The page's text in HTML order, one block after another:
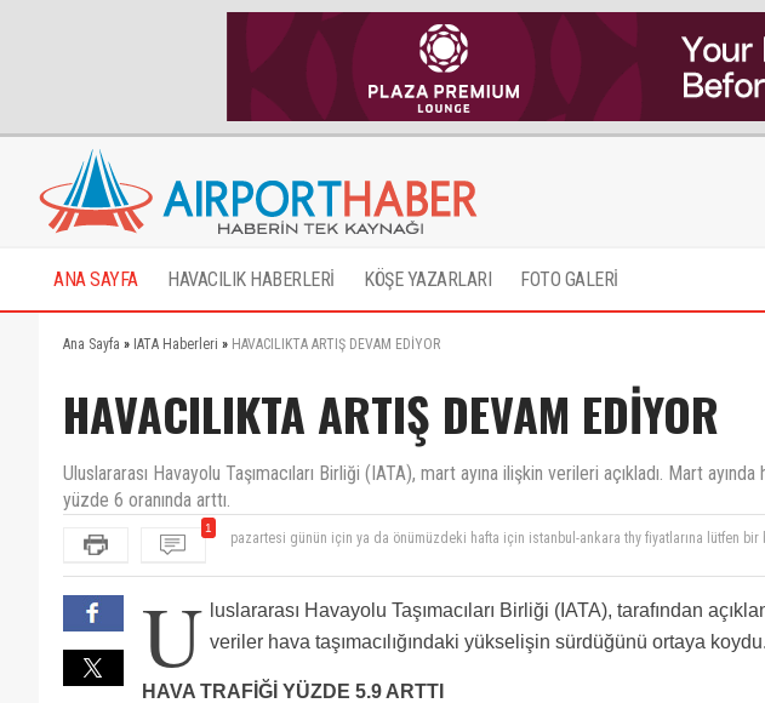
ANA SAYFA HAVACILIK HABERLERİ KÖŞE YAZARLARI FOTO GALERİ
Ana Sayfa » IATA Haberleri » HAVACILIKTA ARTIŞ DEVAM EDİYOR
HAVACILIKTA ARTIŞ DEVAM EDİYOR
Uluslararası Havayolu Taşımacıları Birliği (IATA), mart ayına ilişkin verileri açıkladı. Mart
yüzde 6 oranında arttı.
1
pazartesi günün için ya da önümüzdeki hafta için istanbul-ankara thy fiyatlarına lütfen bir
U
luslararası Havayolu Taşımacıları Birliği (IATA), tarafından
veriler hava taşımacılığındaki yükselişin sürdüğünü ortaya koydu.
HAVA TRAFİĞİ YÜZDE 5.9 ARTTI